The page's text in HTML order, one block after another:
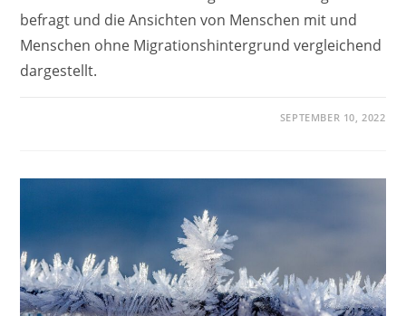
befragt und die Ansichten von Menschen mit und
Menschen ohne Migrationshintergrund vergleichend
dargestellt.
SEPTEMBER 10, 2022